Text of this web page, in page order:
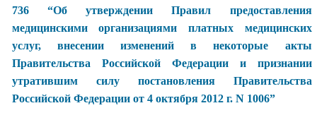
736 “Об утверждении Правил предоставления
медицинскими организациями платных медицинских
услуг, внесении изменений в некоторые акты
Правительства Российской Федерации и признании
утратившим силу постановления Правительства
Российской Федерации от 4 октября 2012 г. N 1006”